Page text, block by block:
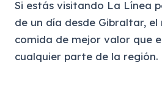
Si estás visitando La Línea
de un día desde Gibraltar, el
comida de mejor valor que
cualquier parte de la región.